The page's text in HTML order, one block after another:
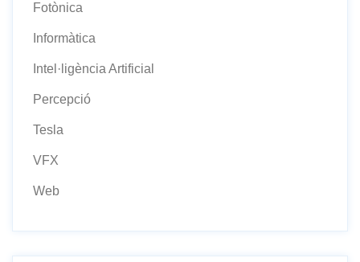
Fotònica
Informàtica
Intel·ligència Artificial
Percepció
Tesla
VFX
Web